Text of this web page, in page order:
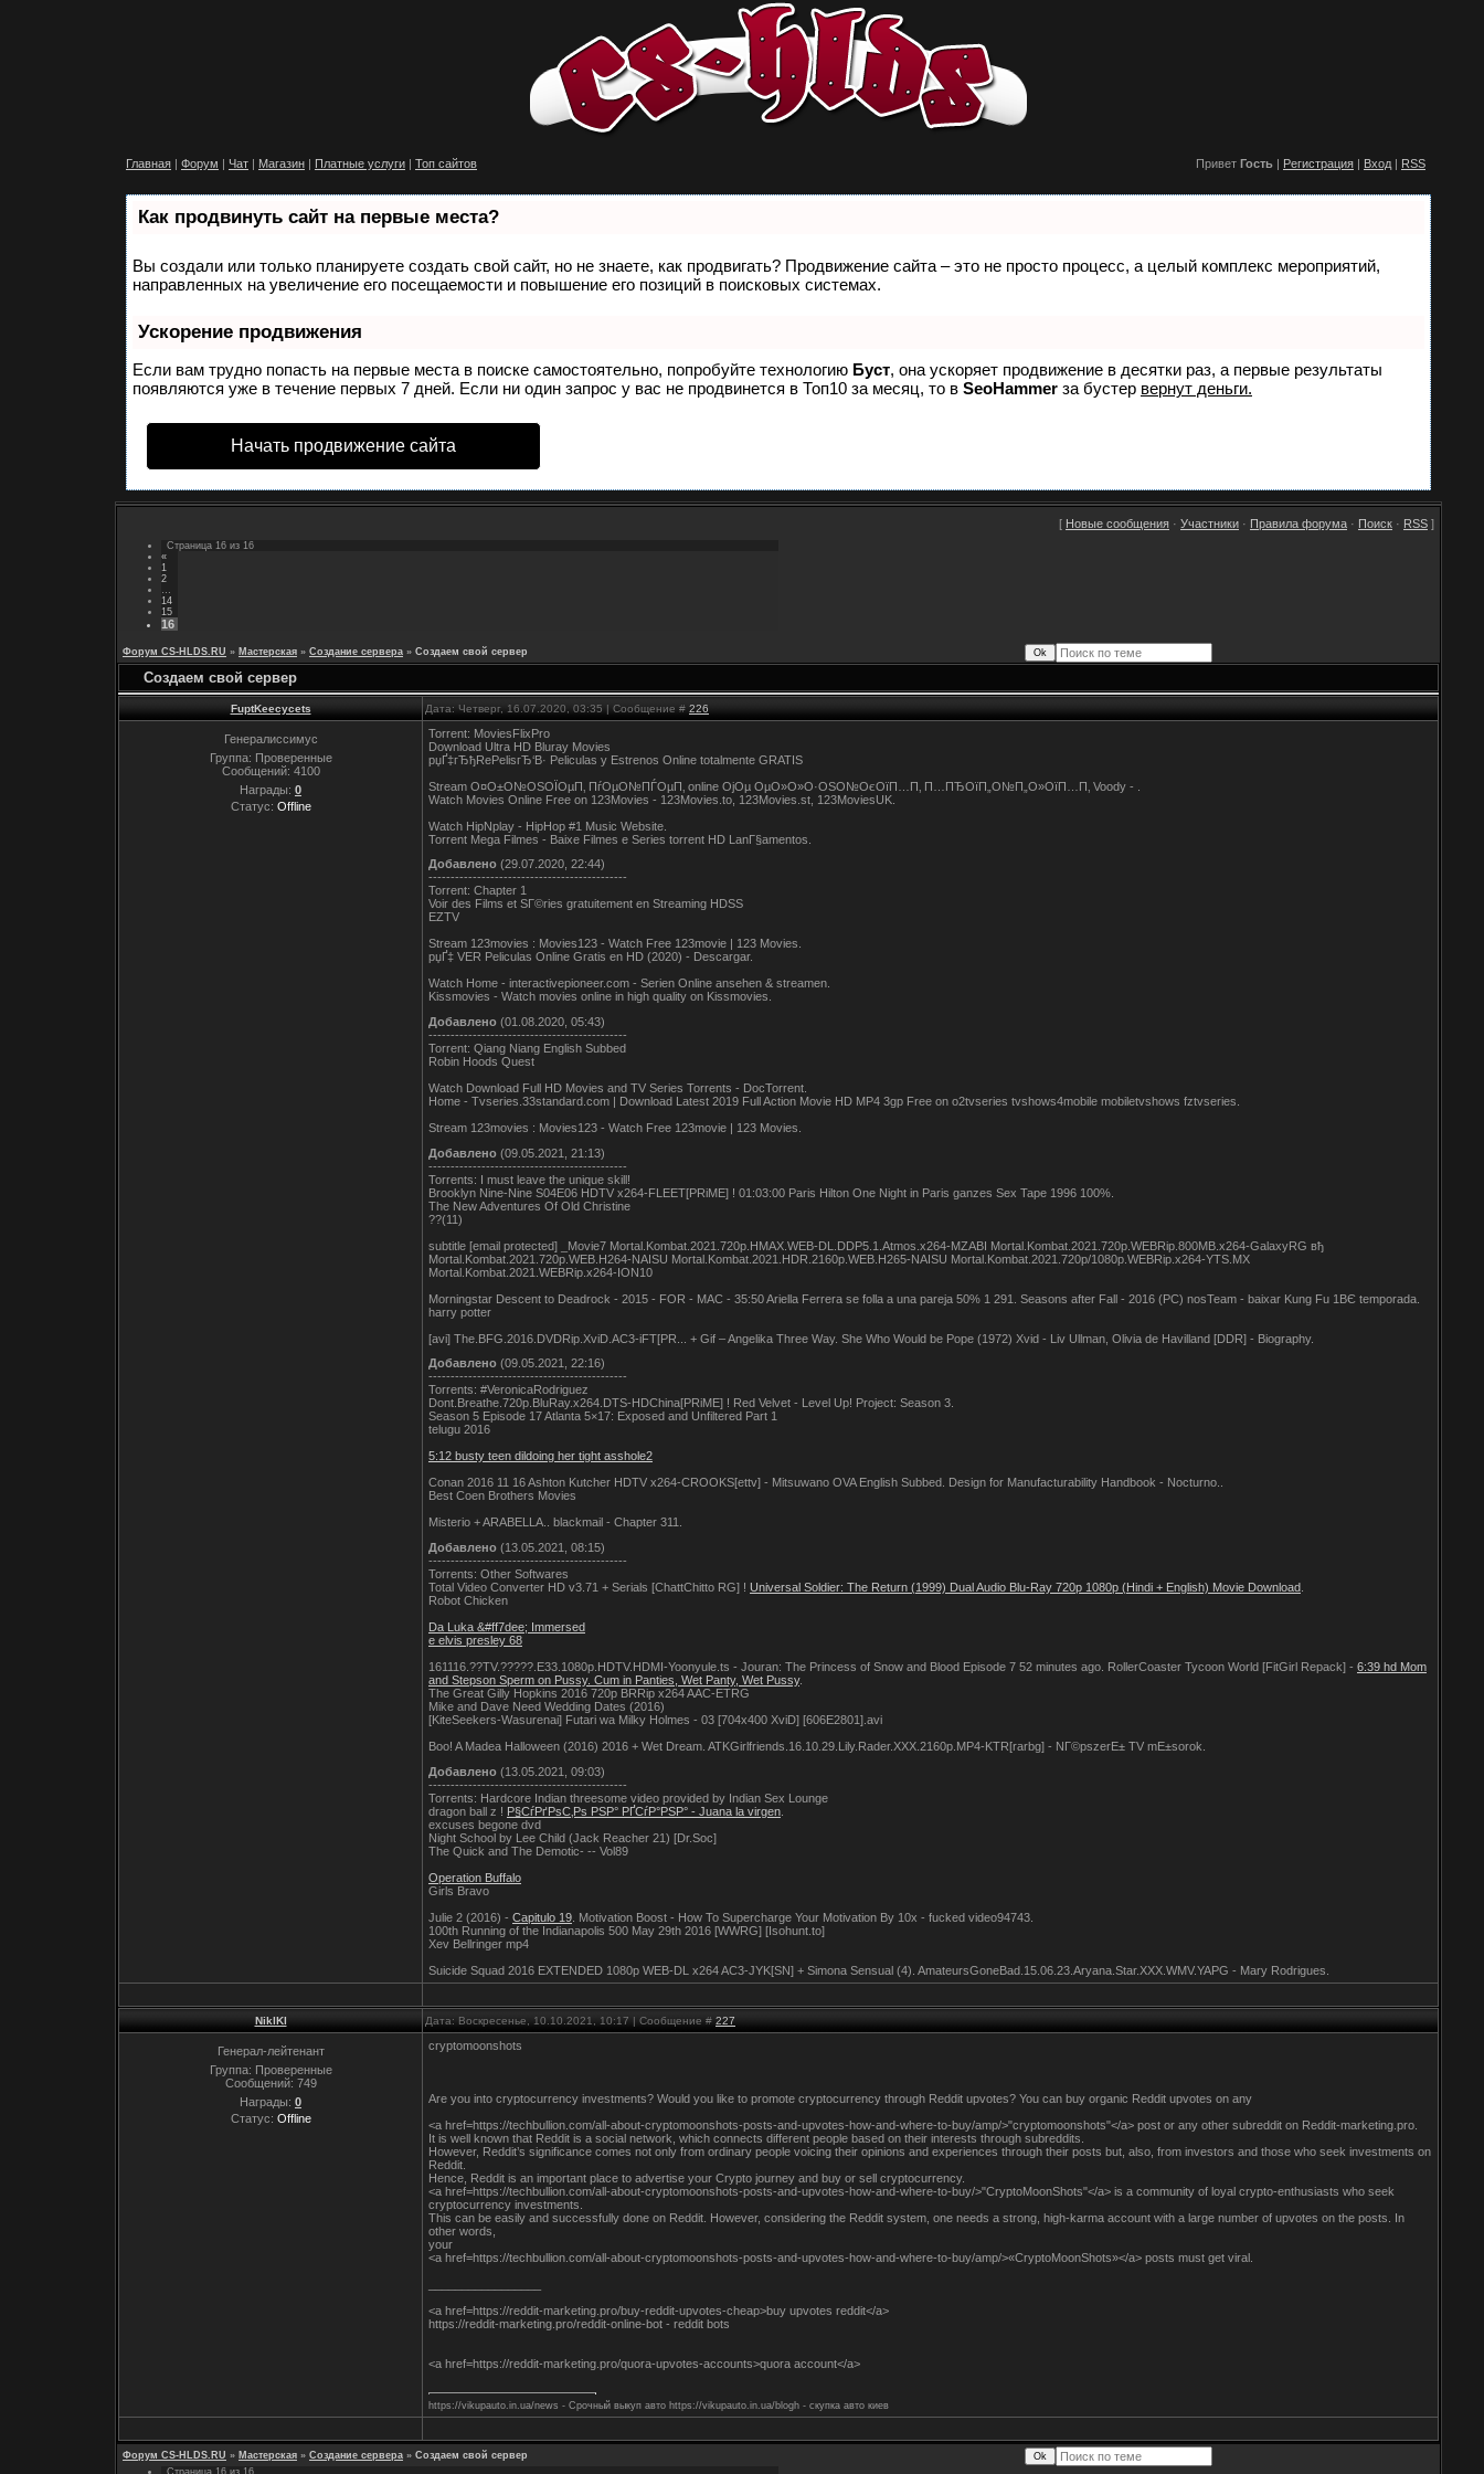
Главная | Форум | Чат | Магазин | Платные услуги | Топ сайтов Привет Гость | Регистрация | Вход | RSS
Как продвинуть сайт на первые места?
Вы создали или только планируете создать свой сайт, но не знаете, как продвигать? Продвижение сайта – это не просто процесс, а целый комплекс мероприятий,
направленных на увеличение его посещаемости и повышение его позиций в поисковых системах.
Ускорение продвижения
Если вам трудно попасть на первые места в поиске самостоятельно, попробуйте технологию Буст, она ускоряет продвижение в десятки раз, а первые результаты
появляются уже в течение первых 7 дней. Если ни один запрос у вас не продвинется в Топ10 за месяц, то в SeoHammer за бустер вернут деньги.
Начать продвижение сайта
[ Новые сообщения · Участники · Правила форума · Поиск · RSS ]
Страница 16 из 16
«
1
2
14
15
16
Форум CS-HLDS.RU » Мастерская » Создание сервера » Создаем свой сервер
Создаем свой сервер
FuptKeecycets Дата: Четверг, 16.07.2020, 03:35 | Сообщение # 226
Генералиссимус
Группа: Проверенные
Сообщений: 4100
Награды: 0
Статус: Offline
Torrent: MoviesFlixPro
Download Ultra HD Bluray Movies
рџҐ‡гЂђRePelisгЂ‘В· Peliculas y Estrenos Online totalmente GRATIS
Stream О¤О±О№ОЅОЇОµП‚ ПѓОµО№ПЃОµП‚ online ОјОµ ОµО»О»О·ОЅО№ОєОїП…П‚ П…ПЂОїП„О№П„О»ОїП…П‚ Voody - .
Watch Movies Online Free on 123Movies - 123Movies.to, 123Movies.st, 123MoviesUK.
Watch HipNplay - HipHop #1 Music Website.
Torrent Mega Filmes - Baixe Filmes e Series torrent HD LanГ§amentos.
Добавлено (29.07.2020, 22:44)
---------------------------------------------
Torrent: Chapter 1
Voir des Films et SГ©ries gratuitement en Streaming HDSS
EZTV
Stream 123movies : Movies123 - Watch Free 123movie | 123 Movies.
рџҐ‡ VER Peliculas Online Gratis en HD (2020) - Descargar.
Watch Home - interactivepioneer.com - Serien Online ansehen & streamen.
Kissmovies - Watch movies online in high quality on Kissmovies.
Добавлено (01.08.2020, 05:43)
---------------------------------------------
Torrent: Qiang Niang English Subbed
Robin Hoods Quest
Watch Download Full HD Movies and TV Series Torrents - DocTorrent.
Home - Tvseries.33standard.com | Download Latest 2019 Full Action Movie HD MP4 3gp Free on o2tvseries tvshows4mobile mobiletvshows fztvseries.
Stream 123movies : Movies123 - Watch Free 123movie | 123 Movies.
Добавлено (09.05.2021, 21:13)
---------------------------------------------
Torrents: I must leave the unique skill!
Brooklyn Nine-Nine S04E06 HDTV x264-FLEET[PRiME] ! 01:03:00 Paris Hilton One Night in Paris ganzes Sex Tape 1996 100%.
The New Adventures Of Old Christine
??(11)
subtitle [email protected] _Movie7 Mortal.Kombat.2021.720p.HMAX.WEB-DL.DDP5.1.Atmos.x264-MZABI Mortal.Kombat.2021.720p.WEBRip.800MB.x264-GalaxyRG в­ђ
Mortal.Kombat.2021.720p.WEB.H264-NAISU Mortal.Kombat.2021.HDR.2160p.WEB.H265-NAISU Mortal.Kombat.2021.720p/1080p.WEBRip.x264-YTS.MX
Mortal.Kombat.2021.WEBRip.x264-ION10
Morningstar Descent to Deadrock - 2015 - FOR - MAC - 35:50 Ariella Ferrera se folla a una pareja 50% 1 291. Seasons after Fall - 2016 (PC) nosTeam - baixar Kung Fu 1ВЄ temporada.
harry potter
[avi] The.BFG.2016.DVDRip.XviD.AC3-iFT[PR... + Gif – Angelika Three Way. She Who Would be Pope (1972) Xvid - Liv Ullman, Olivia de Havilland [DDR] - Biography.
Добавлено (09.05.2021, 22:16)
---------------------------------------------
Torrents: #VeronicaRodriguez
Dont.Breathe.720p.BluRay.x264.DTS-HDChina[PRiME] ! Red Velvet - Level Up! Project: Season 3.
Season 5 Episode 17 Atlanta 5×17: Exposed and Unfiltered Part 1
telugu 2016
5:12 busty teen dildoing her tight asshole2
Conan 2016 11 16 Ashton Kutcher HDTV x264-CROOKS[ettv] - Mitsuwano OVA English Subbed. Design for Manufacturability Handbook - Nocturno..
Best Coen Brothers Movies
Misterio + ARABELLA.. blackmail - Chapter 311.
Добавлено (13.05.2021, 08:15)
---------------------------------------------
Torrents: Other Softwares
Total Video Converter HD v3.71 + Serials [ChattChitto RG] ! Universal Soldier: The Return (1999) Dual Audio Blu-Ray 720p 1080p (Hindi + English) Movie Download
Robot Chicken
Da Luka &#ff7dee; Immersed
e elvis presley 68
161116.??TV.?????.E33.1080p.HDTV.HDMI-Yoonyule.ts - Jouran: The Princess of Snow and Blood Episode 7 52 minutes ago. RollerCoaster Tycoon World [FitGirl Repack] - 6:39 hd Mom
and Stepson Sperm on Pussy. Cum in Panties, Wet Panty, Wet Pussy.
The Great Gilly Hopkins 2016 720p BRRip x264 AAC-ETRG
Mike and Dave Need Wedding Dates (2016)
[KiteSeekers-Wasurenai] Futari wa Milky Holmes - 03 [704x400 XviD] [606E2801].avi
Boo! A Madea Halloween (2016) 2016 + Wet Dream. ATKGirlfriends.16.10.29.Lily.Rader.XXX.2160p.MP4-KTR[rarbg] - NГ©pszerЕ± TV mЕ±sorok.
Добавлено (13.05.2021, 09:03)
---------------------------------------------
Torrents: Hardcore Indian threesome video provided by Indian Sex Lounge
dragon ball z ! Р§СѓРґРѕС‚Рѕ РЅР° РҐСѓР°РЅР° - Juana la virgen
excuses begone dvd
Night School by Lee Child (Jack Reacher 21) [Dr.Soc]
The Quick and The Demotic- -- Vol89
Operation Buffalo
Girls Bravo
Julie 2 (2016) - Capitulo 19 . Motivation Boost - How To Supercharge Your Motivation By 10x - fucked video94743.
100th Running of the Indianapolis 500 May 29th 2016 [WWRG] [Isohunt.to]
Xev Bellringer mp4
Suicide Squad 2016 EXTENDED 1080p WEB-DL x264 AC3-JYK[SN] + Simona Sensual (4). AmateursGoneBad.15.06.23.Aryana.Star.XXX.WMV.YAPG - Mary Rodrigues.
NiklKl Дата: Воскресенье, 10.10.2021, 10:17 | Сообщение # 227
Генерал-лейтенант
Группа: Проверенные
Сообщений: 749
Награды: 0
Статус: Offline
cryptomoonshots
Are you into cryptocurrency investments? Would you like to promote cryptocurrency through Reddit upvotes? You can buy organic Reddit upvotes on any
<a href=https://techbullion.com/all-about-cryptomoonshots-posts-and-upvotes-how-and-where-to-buy/amp/>"cryptomoonshots"</a> post or any other subreddit on Reddit-marketing.pro.
It is well known that Reddit is a social network, which connects different people based on their interests through subreddits.
However, Reddit’s significance comes not only from ordinary people voicing their opinions and experiences through their posts but, also, from investors and those who seek investments on
Reddit.
Hence, Reddit is an important place to advertise your Crypto journey and buy or sell cryptocurrency.
<a href=https://techbullion.com/all-about-cryptomoonshots-posts-and-upvotes-how-and-where-to-buy/>"CryptoMoonShots"</a> is a community of loyal crypto-enthusiasts who seek
cryptocurrency investments.
This can be easily and successfully done on Reddit. However, considering the Reddit system, one needs a strong, high-karma account with a large number of upvotes on the posts. In
other words,
your
<a href=https://techbullion.com/all-about-cryptomoonshots-posts-and-upvotes-how-and-where-to-buy/amp/>«CryptoMoonShots»</a> posts must get viral.
<a href=https://reddit-marketing.pro/buy-reddit-upvotes-cheap>buy upvotes reddit</a>
https://reddit-marketing.pro/reddit-online-bot - reddit bots
<a href=https://reddit-marketing.pro/quora-upvotes-accounts>quora account</a>
https://vikupauto.in.ua/news - Срочный выкуп авто https://vikupauto.in.ua/blogh - скупка авто киев
Форум CS-HLDS.RU » Мастерская » Создание сервера » Создаем свой сервер
Страница 16 из 16